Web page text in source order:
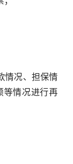
况、担保情
等情况进行再